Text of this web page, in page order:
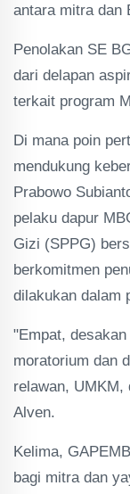
antara mitra dan
Penolakan SE
dari delapan
terkait program
Di mana poin
mendukung
Prabowo
pelaku dapur
Gizi (SPPG)
berkomitmen
dilakukan dalam
"Empat,
moratorium dan
relawan, UMKM,
Alven.
Kelima,
bagi mitra dan